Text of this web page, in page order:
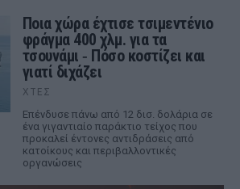
Ποια χώρα έχτισε τσιμεντένιο
φράγμα 400 χλμ. για τα
τσουνάμι ‑ Πόσο κοστίζει και
γιατί διχάζει
ΧΤΕΣ
Επένδυσε πάνω από 12 δισ. δολάρια σε
ένα γιγαντιαίο παράκτιο τείχος που
προκαλεί έντονες αντιδράσεις από
κατοίκους και περιβαλλοντικές
οργανώσεις